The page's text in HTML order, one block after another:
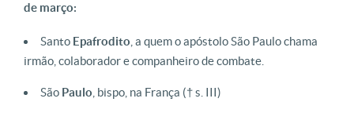
de março:
Santo Epafrodito , a quem o apóstolo São Paulo chama
irmão, colaborador e companheiro de combate.
São Paulo , bispo, na França († s. III)